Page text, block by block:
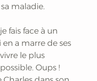
maladie.
fais face à un
a marre de ses
le plus
Oups !